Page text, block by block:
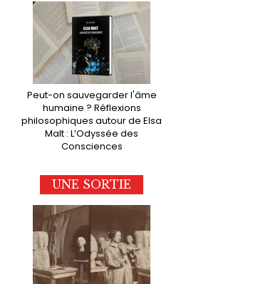
Peut-on sauvegarder l'âme
humaine ? Réflexions
philosophiques autour de Elsa
Malt : L’Odyssée des
Consciences
UNE SORTIE